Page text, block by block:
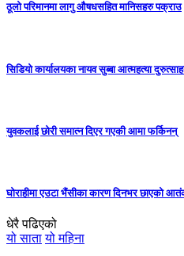
ठूलो परिमानमा लागु औषधसहित मानिसहरु पक्राउ
सिडियो कार्यालयका नायव सुब्बा आत्महत्या
युवकलाई छोरी समात्न दिएर गएकी आमा फर्किनन्
घोराहीमा एउटा भैंसीका कारण दिनभर छाएको
धेरै पढिएको
यो साता यो महिना